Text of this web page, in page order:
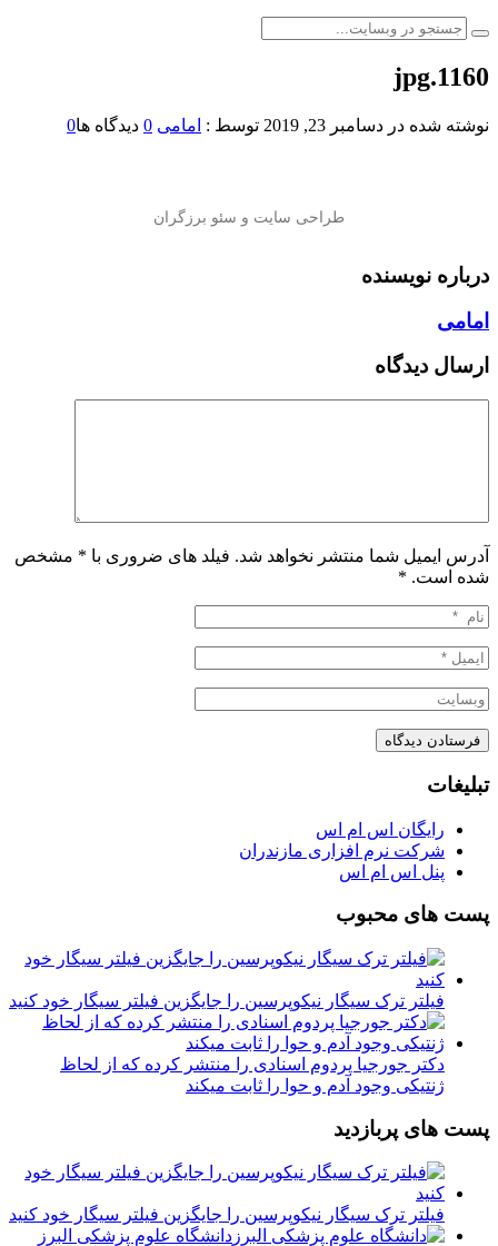
1160.jpg
نوشته شده در دسامبر 23, 2019 توسط : امامی 0 دیدگاه ها0
درباره نویسنده
امامی
ارسال دیدگاه
آدرس ایمیل شما منتشر نخواهد شد. فیلد های ضروری با * مشخص
شده است. *
تبلیغات
رایگان اس ام اس
شرکت نرم افزاری مازندران
پنل اس ام اس
پست های محبوب
فیلتر ترک سیگار نیکوپرسین را جایگزین فیلتر سیگار خود کنید
دکتر جورجیا پردوم اسنادی را منتشر کرده که از لحاظ
ژنتیکی وجود آدم و حوا را ثابت میکند
پست های پربازدید
فیلتر ترک سیگار نیکوپرسین را جایگزین فیلتر سیگار خود کنید
دانشگاه علوم پزشکی البرز